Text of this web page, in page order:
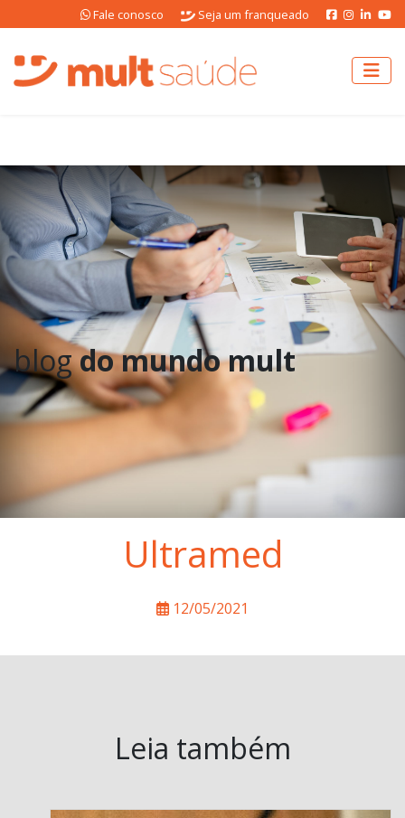
Fale conosco Seja um franqueado
blogdo mundo mult
Ultramed
12/05/2021
Leia também